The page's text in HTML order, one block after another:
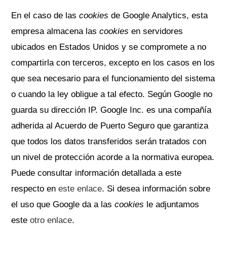
En el caso de lascookies de Google Analytics, esta
empresa almacena lascookies en servidores
ubicados en Estados Unidos y se compromete a no
compartirla con terceros, excepto en los casos en los
que sea necesario para el funcionamiento del sistema
o cuando la ley obligue a tal efecto. Según Google no
guarda su dirección IP. Google Inc. es una compañía
adherida al Acuerdo de Puerto Seguro que garantiza
que todos los datos transferidos serán tratados con
un nivel de protección acorde a la normativa europea.
Puede consultar información detallada a este
respecto eneste enlace. Si desea información sobre
el uso que Google da a lascookies le adjuntamos
esteotro enlace.